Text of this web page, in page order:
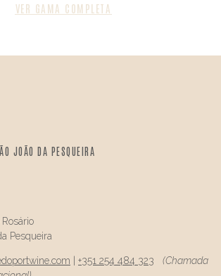
VER GAMA COMPLETA
JOÃO DA PESQUEIRA
Pesqueira
portwine.com +351 254 484 323
(Chamada